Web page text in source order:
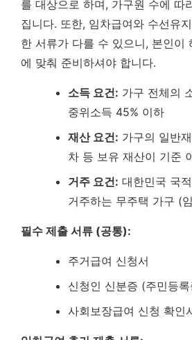
를 대상으로 하며, 가구원 수에 따
집니다. 또한, 임차급여와 수선유
한 서류가 다를 수 있으니, 본인이
에 맞춰 준비하셔야 합니다.
소득 요건: 가구 전체의
중위소득 45% 이하
재산 요건: 가구의 일반
차 등 보유 재산이 기준
거주 요건: 대한민국 국
거주하는 무주택 가구 (
필수 제출 서류 (공통):
주거급여 신청서
신청인 신분증 (주민등
사회보장급여 신청 확인